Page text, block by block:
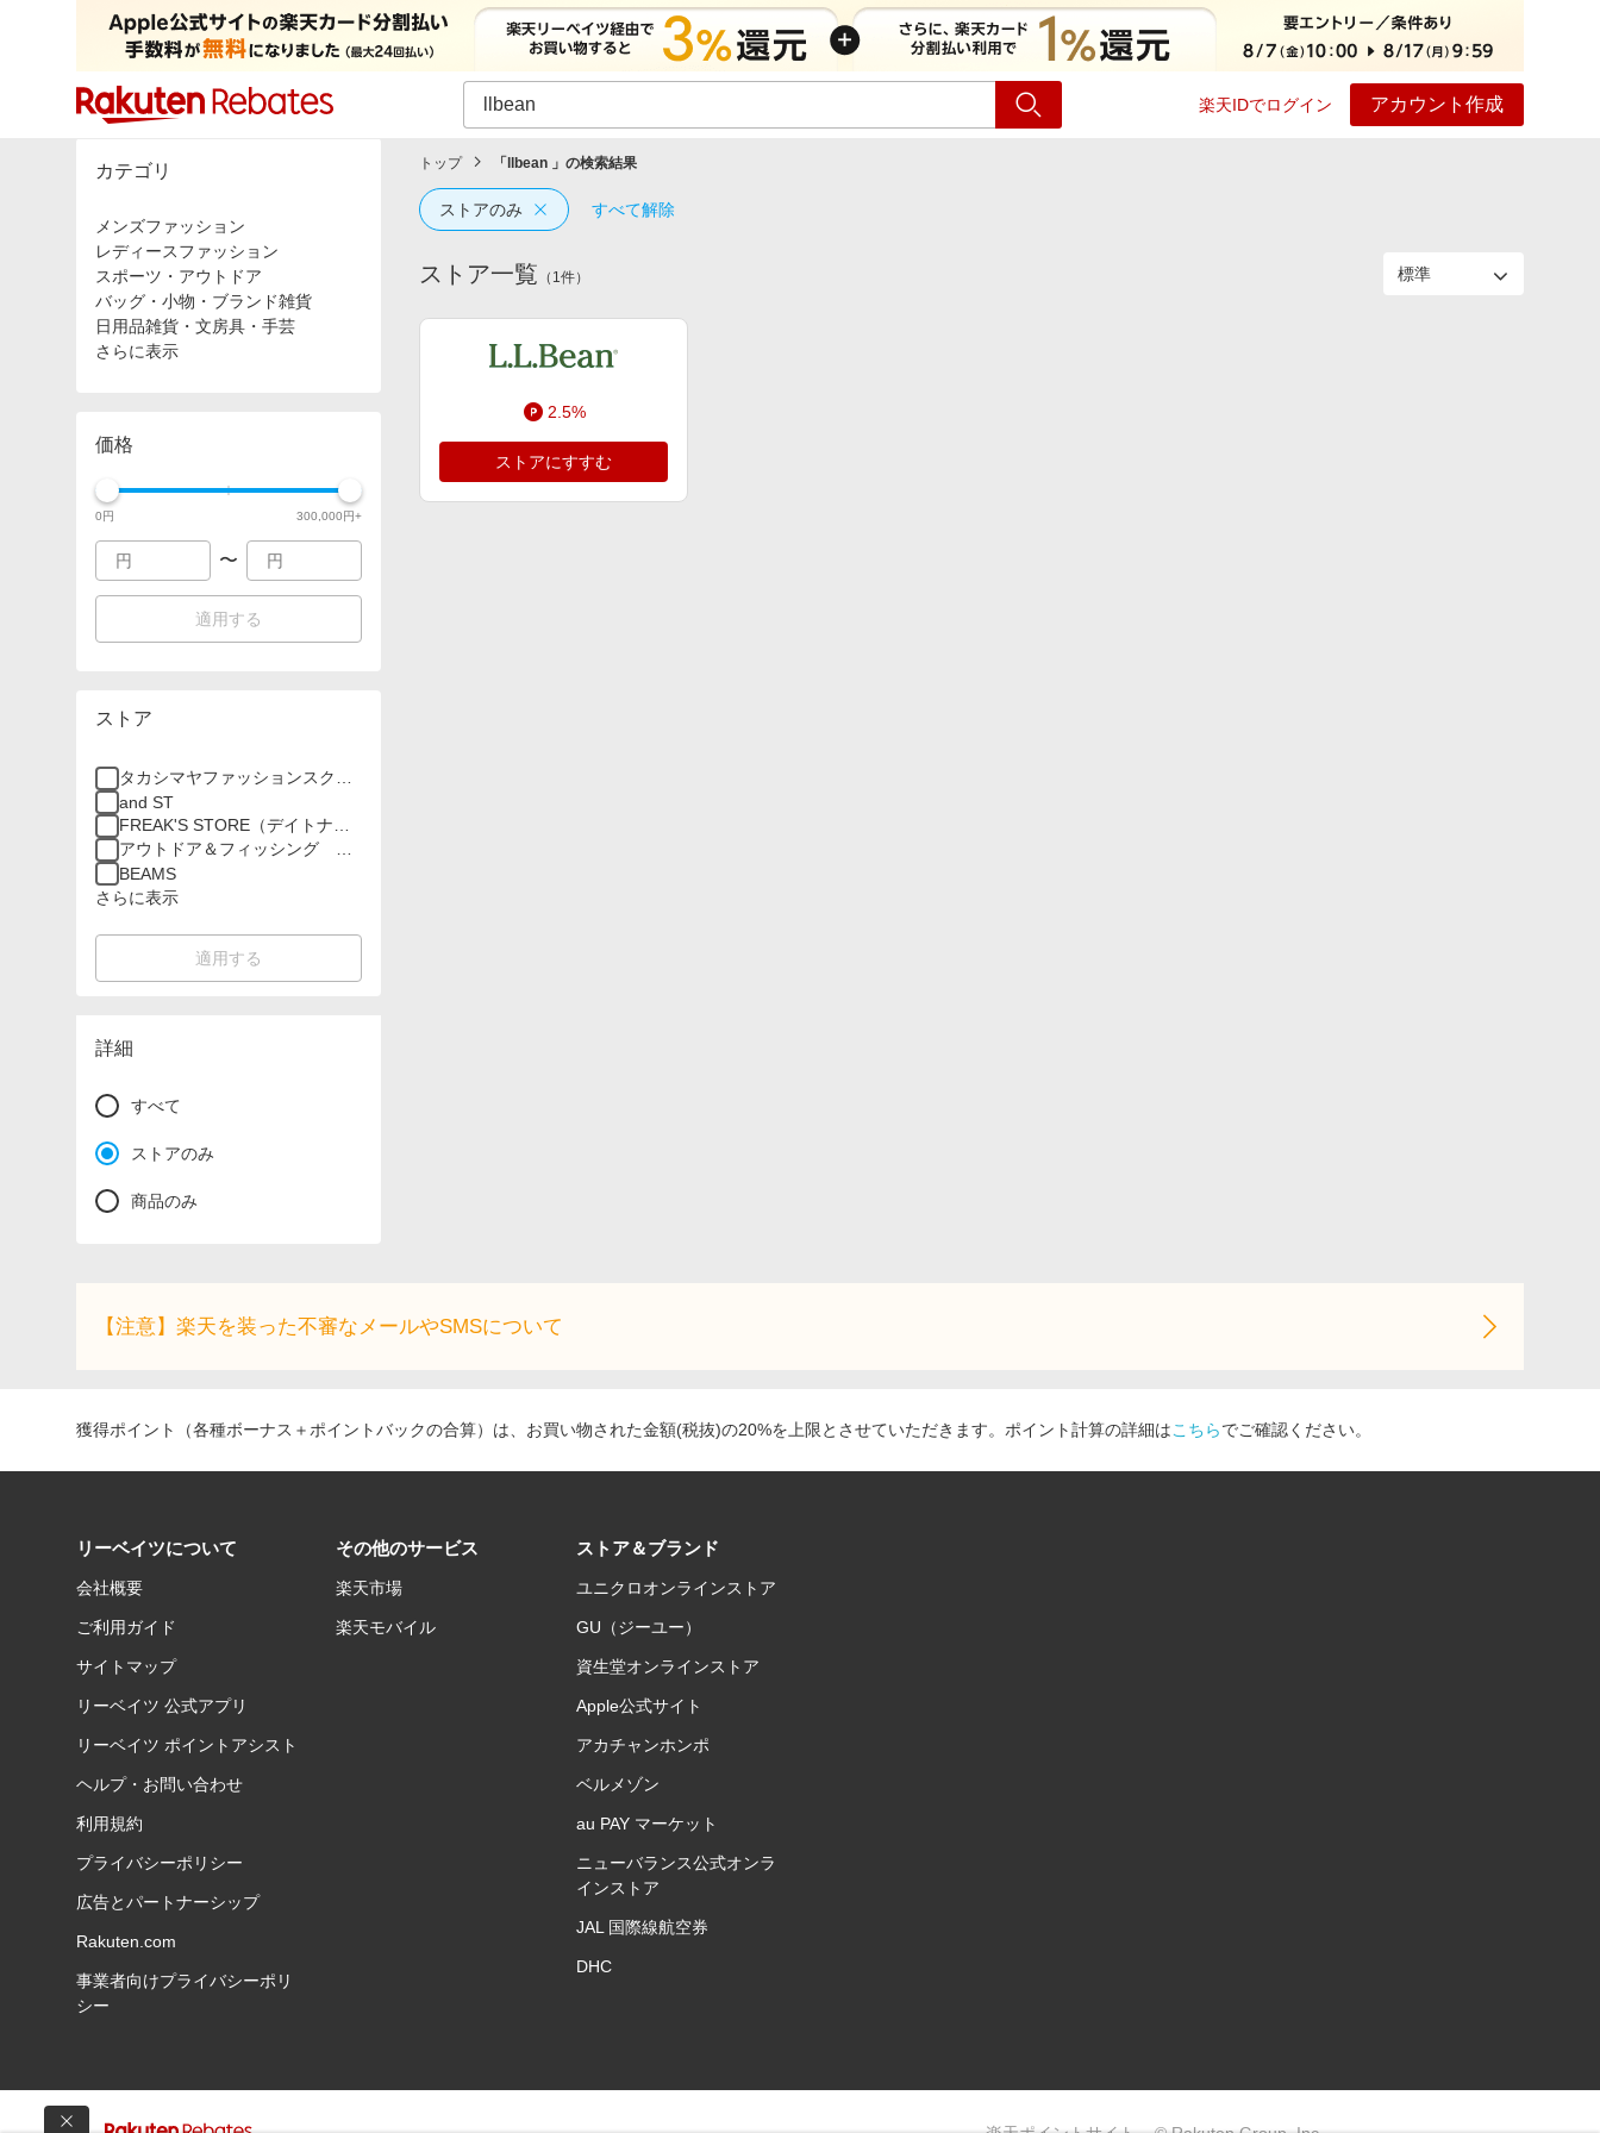
楽天IDでログイン アカウント作成
カテゴリー一覧 イベント一覧 ショッピング
カテゴリ
メンズファッション
レディースファッション
スポーツ・アウトドア
バッグ・小物・ブランド雑貨
日用品雑貨・文房具・手芸
さらに表示
価格
0円 300,000円+
〜
適用する
ストア
タカシマヤファッションスクエ
ア
and ST
FREAK'S STORE（デイトナパ
ーク）
アウトドア＆フィッシング ナ
チュラム
BEAMS
さらに表示
適用する
詳細
すべて
ストアのみ
商品のみ
トップ 「 llbean 」の検索結果
ストアのみ すべて解除
ストア一覧 （ 1件）
2.5%
ストアにすすむ
【注意】楽天を装った不審なメールやSMSについて
獲得ポイント（各種ボーナス＋ポイントバックの合算）は、お買い物された金額(税抜)の20%を上限とさせていただきます。ポイント計算の詳細はこちらでご確認ください。
リーベイツについて
会社概要
ご利用ガイド
サイトマップ
リーベイツ 公式アプリ
リーベイツ ポイントアシスト
ヘルプ・お問い合わせ
利用規約
プライバシーポリシー
広告とパートナーシップ
Rakuten.com
事業者向けプライバシーポリ
シー
その他のサービス
楽天市場
楽天モバイル
ストア＆ブランド
ユニクロオンラインストア
GU（ジーユー）
資生堂オンラインストア
Apple公式サイト
アカチャンホンポ
ベルメゾン
au PAY マーケット
ニューバランス公式オンラ
インストア
JAL 国際線航空券
DHC